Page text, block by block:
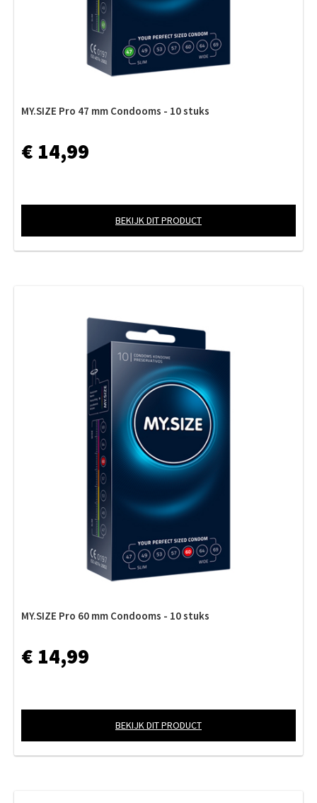
MY.SIZE Pro 47 mm Condooms - 10 stuks
€ 14,99
BEKIJK DIT PRODUCT
MY.SIZE Pro 60 mm Condooms - 10 stuks
€ 14,99
BEKIJK DIT PRODUCT